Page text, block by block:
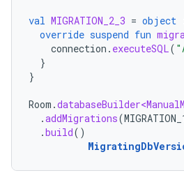
val MIGRATION_2_3 = object
override suspend fun
connection . executeSQL(
}
}
Room .
.addMigrations(
.build()